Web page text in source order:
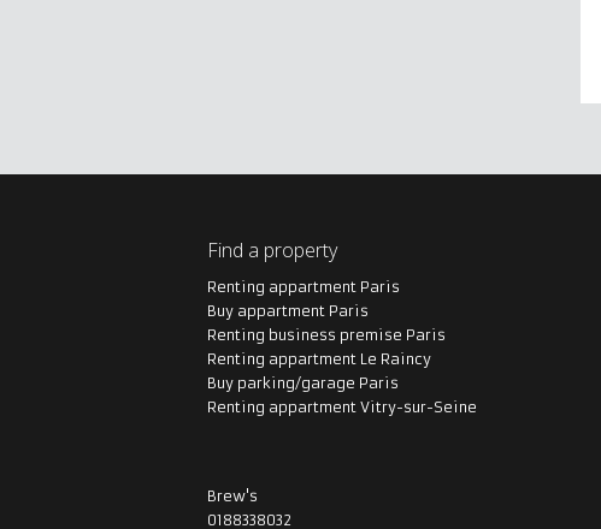
Find a property
Renting appartment Paris
Buy appartment Paris
Renting business premise Paris
Renting appartment Le Raincy
Buy parking/garage Paris
Renting appartment Vitry-sur-Seine
Brew's
0188338032